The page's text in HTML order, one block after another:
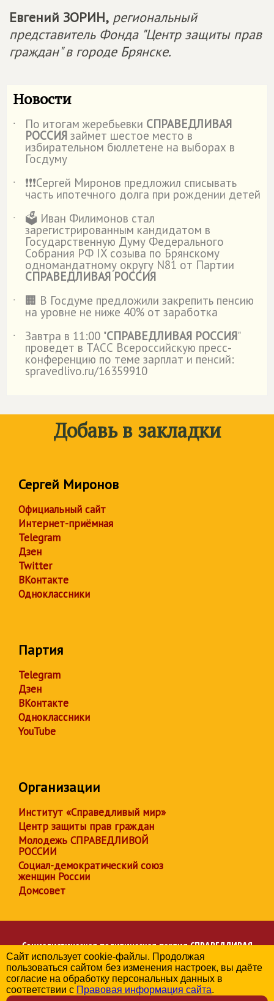
Евгений ЗОРИН, региональный
представитель Фонда "Центр защиты прав
граждан" в городе Брянске.
Новости
˙ По итогам жеребьевки СПРАВЕДЛИВАЯ
РОССИЯ займет шестое место в
избирательном бюллетене на выборах в
Госдуму
˙
❗️❗️❗️Сергей Миронов предложил списывать
часть ипотечного долга при рождении детей
˙
🗳️ Иван Филимонов стал
зарегистрированным кандидатом в
Государственную Думу Федерального
Собрания РФ IX созыва по Брянскому
одномандатному округу N81 от Партии
СПРАВЕДЛИВАЯ РОССИЯ
˙
🏢 В Госдуме предложили закрепить пенсию
на уровне не ниже 40% от заработка
˙
Завтра в 11:00 "СПРАВЕДЛИВАЯ РОССИЯ"
проведет в ТАСС Всероссийскую пресс-
конференцию по теме зарплат и пенсий:
spravedlivo.ru/16359910
Добавь в закладки
Сергей Миронов
Официальный сайт
Интернет-приёмная
Telegram
Дзен
Twitter
ВКонтакте
Одноклассники
Партия
Telegram
Дзен
ВКонтакте
Одноклассники
YouTube
Организации
Институт «Справедливый мир»
Центр защиты прав граждан
Молодежь СПРАВЕДЛИВОЙ
РОССИИ
Социал-демократический союз
женщин России
Домсовет
Социалистическая политическая партияСПРАВЕДЛИВАЯ
РОССИЯ
Региональное отделение партии в Брянской области
© 2006-2026
Сайт использует cookie-файлы. Продолжая
пользоваться сайтом без изменения настроек, вы даёте
согласие на обработку персональных данных в
соответствии с Правовая информация сайта.